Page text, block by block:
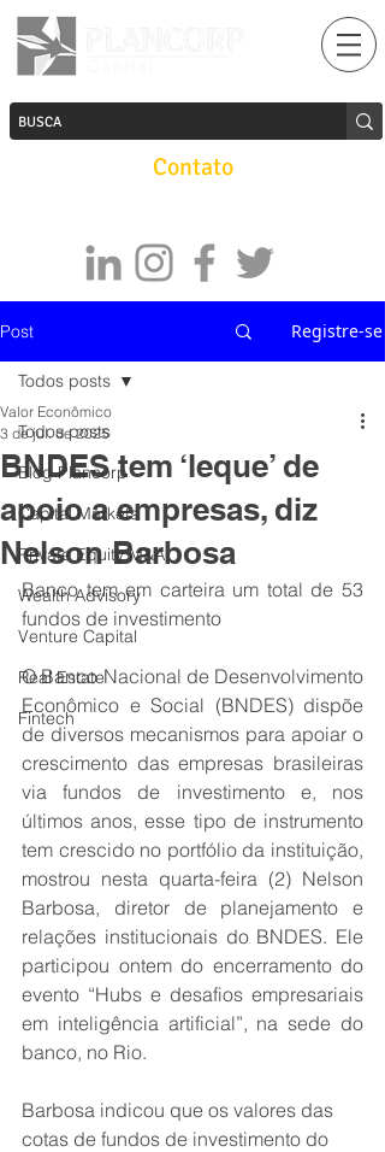
Contato
Post Registre-se
Todos posts
Blog Plancorp
Capital Markets
Private Equity M&A
Wealth Advisory
Venture Capital
Real Estate
Fintech
Todos posts
BNDES tem ‘leque’ de
apoio a empresas, diz
Nelson Barbosa
Valor Econômico
3 de jul. de 2025
Banco tem em carteira um total de 53
fundos de investimento
O Banco Nacional de Desenvolvimento
Econômico e Social (BNDES) dispõe
de diversos mecanismos para apoiar o
crescimento das empresas brasileiras
via fundos de investimento e, nos
últimos anos, esse tipo de instrumento
tem crescido no portfólio da instituição,
mostrou nesta quarta-feira (2) Nelson
Barbosa, diretor de planejamento e
relações institucionais do BNDES. Ele
participou ontem do encerramento do
evento “Hubs e desafios empresariais
em inteligência artificial”, na sede do
banco, no Rio.
Barbosa indicou que os valores das
cotas de fundos de investimento do